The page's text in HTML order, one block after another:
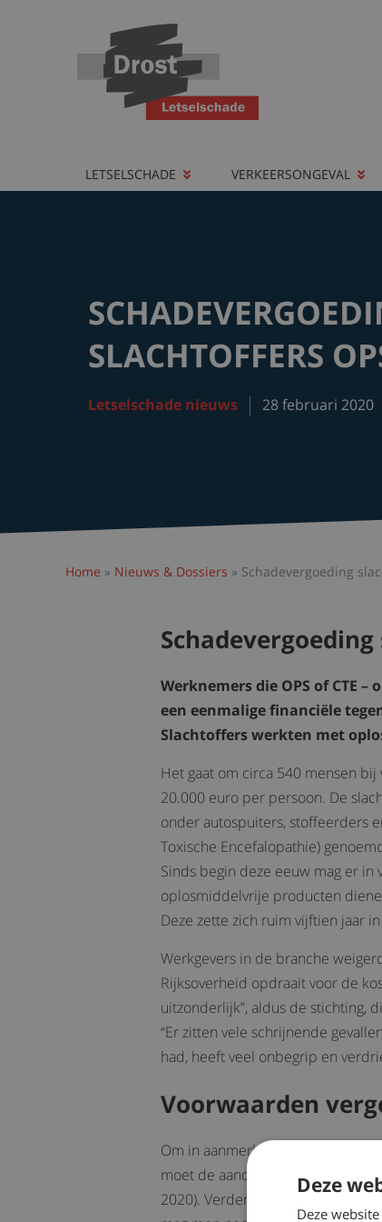
LETSELSCHADE VERKEERSONGEVAL
SLACHTOFFERS
Letselschade nieuws 28 februari 2020
Home » Nieuws & Dossiers » Schadevergoeding
Werknemers die OPS of CTE –
een eenmalige financiële
Slachtoffers werkten met
Het gaat om circa 540 mensen
20.000 euro per persoon. De
onder autospuiters, stoffeerders
Toxische Encefalopathie)
Sinds begin deze eeuw mag er
oplosmiddelvrije producten
Deze zette zich ruim vijftien jaar
Werkgevers in de branche
Rijksoverheid opdraait voor de
uitzonderlijk”, aldus de stichting,
“Er zitten vele schrijnende
had, heeft veel ­onbegrip en
Voorwaarden
Om in aanmerking te komen
moet de aandoening vóór 1
2020). Verder moeten de
Deze
Deze